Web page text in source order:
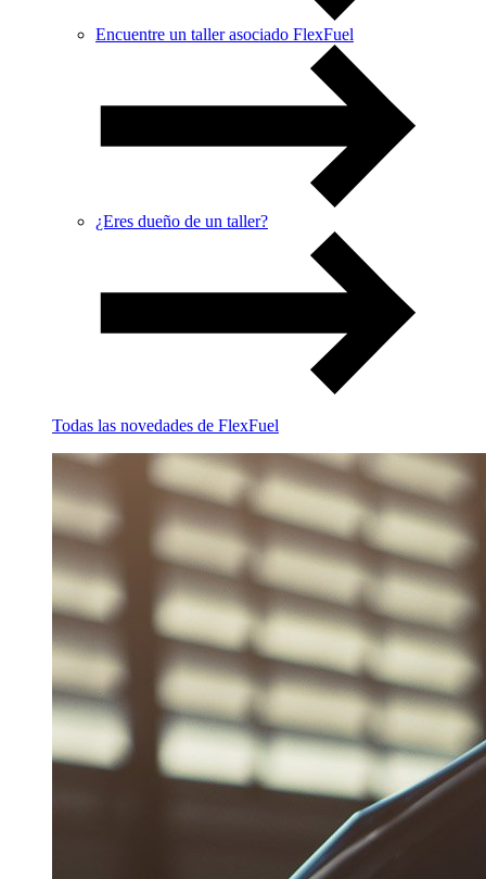
Encuentre un taller asociado FlexFuel
¿Eres dueño de un taller?
Todas las novedades de FlexFuel